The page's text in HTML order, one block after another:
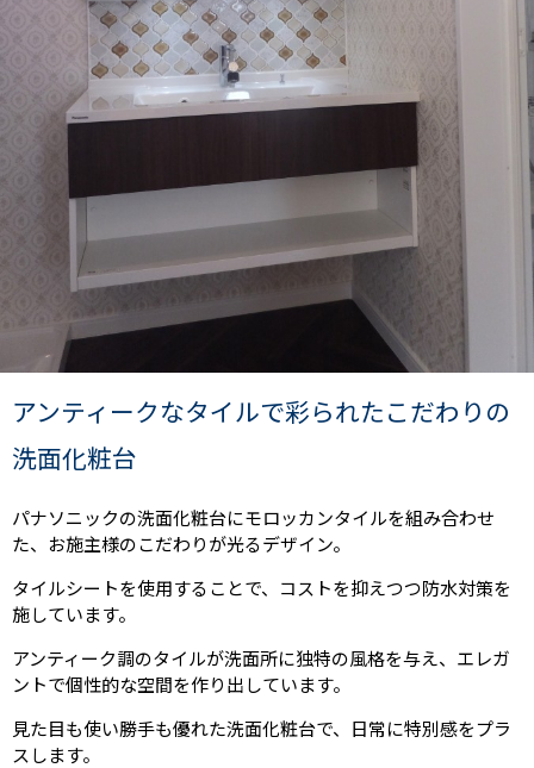
アンティークなタイルで彩られたこだわりの
洗面化粧台
パナソニックの洗面化粧台にモロッカンタイルを組み合わせ
た、お施主様のこだわりが光るデザイン。
タイルシートを使用することで、コストを抑えつつ防水対策を
施しています。
アンティーク調のタイルが洗面所に独特の風格を与え、エレガ
ントで個性的な空間を作り出しています。
見た目も使い勝手も優れた洗面化粧台で、日常に特別感をプラ
スします。